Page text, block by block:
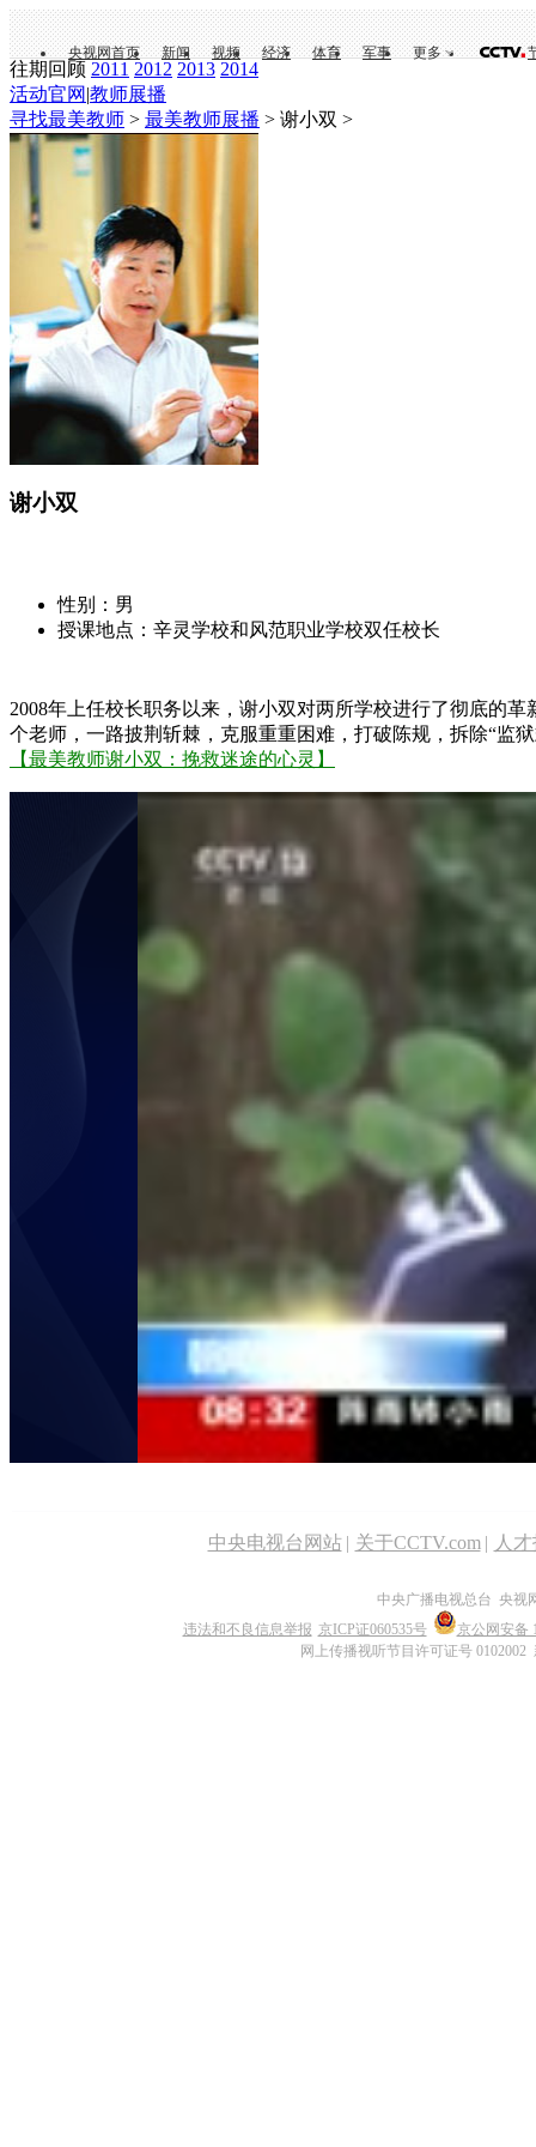
央视网首页 新闻 视频 经济 体育 军事 更多
往期回顾 2011 2012 2013 2014
活动官网 |教师展播
寻找最美教师 > 最美教师展播 > 谢小双 >
谢小双
性别：男
授课地点：辛灵学校和风范职业学校双任校长
2008年上任校长职务以来，谢小双对两所学校进行了彻底的
个老师，一路披荆斩棘，克服重重困难，打破陈规，拆除“监
【最美教师谢小双：挽救迷途的心灵】
中央电视台网站 | 关于CCTV.com | 人
中央广播电视总台 央视
违法和不良信息举报 京ICP证060535号
京公网安备
网上传播视听节目许可证号 0102002